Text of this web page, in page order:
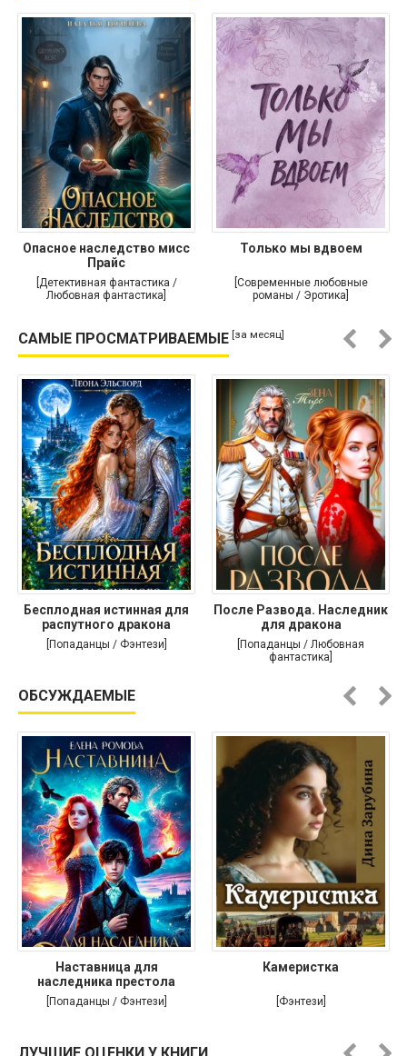
Опасное наследство мисс
Прайс
[Детективная фантастика /
Любовная фантастика]
Только мы вдвоем
[Современные любовные
романы / Эротика]
САМЫЕ ПРОСМАТРИВАЕМЫЕ [за месяц]
Бесплодная истинная для
распутного дракона
[Попаданцы / Фэнтези]
После Развода. Наследник
для дракона
[Попаданцы / Любовная
фантастика]
ОБСУЖДАЕМЫЕ
Наставница для
наследника престола
[Попаданцы / Фэнтези]
Камеристка
[Фэнтези]